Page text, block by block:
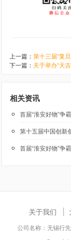
上一篇： 第十三届“复
下一篇： 关于举办“天
相关资讯
首届“淮安好物”争
首届“淮安好物”争
关于我们
公司名称：无锡行